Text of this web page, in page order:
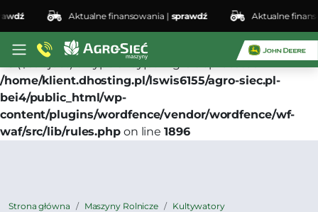
Deprecated: preg_replace(): Passing null to parameter
#3 ($subject) of type array|string is deprecated in
/home/klient.dhosting.pl/lswis6155/agro-siec.pl-
bei4/public_html/wp-
content/plugins/wordfence/vendor/wordfence/wf-
waf/src/lib/rules.phpon line1896
Aktualne finansowania |sprawdź Aktualne
Strona główna Maszyny Rolnicze
Kultywatory